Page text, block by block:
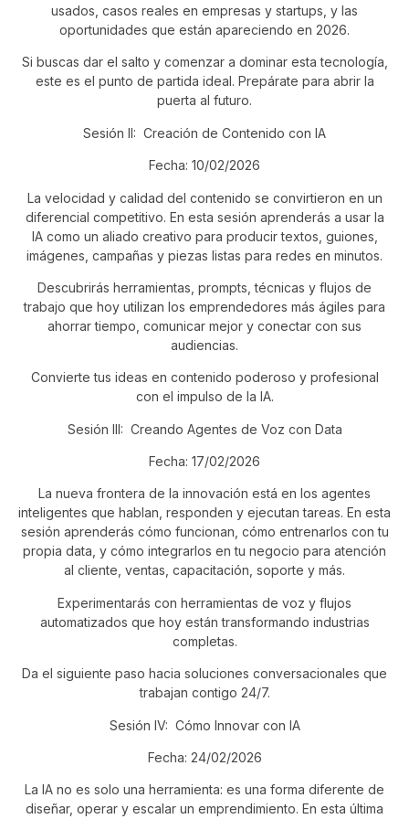
usados, casos reales en empresas y startups, y las
oportunidades que están apareciendo en 2026.
Si buscas dar el salto y comenzar a dominar esta tecnología,
este es el punto de partida ideal. Prepárate para abrir la
puerta al futuro.
Sesión II: Creación de Contenido con IA
Fecha: 10/02/2026
La velocidad y calidad del contenido se convirtieron en un
diferencial competitivo. En esta sesión aprenderás a usar la
IA como un aliado creativo para producir textos, guiones,
imágenes, campañas y piezas listas para redes en minutos.
Descubrirás herramientas, prompts, técnicas y flujos de
trabajo que hoy utilizan los emprendedores más ágiles para
ahorrar tiempo, comunicar mejor y conectar con sus
audiencias.
Convierte tus ideas en contenido poderoso y profesional
con el impulso de la IA.
Sesión III: Creando Agentes de Voz con Data
Fecha: 17/02/2026
La nueva frontera de la innovación está en los agentes
inteligentes que hablan, responden y ejecutan tareas. En esta
sesión aprenderás cómo funcionan, cómo entrenarlos con tu
propia data, y cómo integrarlos en tu negocio para atención
al cliente, ventas, capacitación, soporte y más.
Experimentarás con herramientas de voz y flujos
automatizados que hoy están transformando industrias
completas.
Da el siguiente paso hacia soluciones conversacionales que
trabajan contigo 24/7.
Sesión IV: Cómo Innovar con IA
Fecha: 24/02/2026
La IA no es solo una herramienta: es una forma diferente de
diseñar, operar y escalar un emprendimiento. En esta última